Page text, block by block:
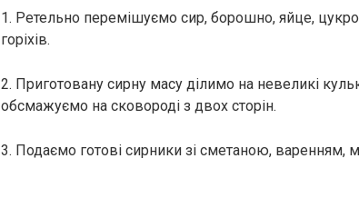
1. Ретельно перемішуємо сир, борошно, яйце,
горіхів.
2. Приготовану сирну масу ділимо на невеликі
обсмажуємо на сковороді з двох сторін.
3. Подаємо готові сирники зі сметаною,